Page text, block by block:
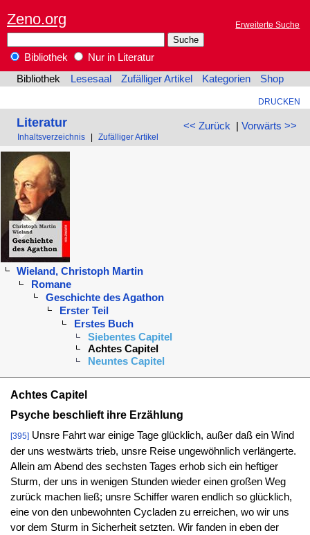
Zeno.org Erweiterte Suche
Bibliothek
Nur in Literatur
Bibliothek
Lesesaal Zufälliger Artikel Kategorien Shop
DRUCKEN
<< Zurück | Vorwärts >>
Literatur
Inhaltsverzeichnis Zufälliger Artikel
Wieland, Christoph Martin
Romane
Geschichte des Agathon
Erster Teil
Erstes Buch
Siebentes Capitel
Achtes Capitel
Neuntes Capitel
Achtes Capitel
Psyche beschlieft ihre Erzählung
[395]Unsre Fahrt war einige Tage glücklich, außer daß ein Wind
der uns westwärts trieb, unsre Reise ungewöhnlich verlängerte.
Allein am Abend des sechsten Tages erhob sich ein heftiger
Sturm, der uns in wenigen Stunden wieder einen großen Weg
zurück machen ließ; unsre Schiffer waren endlich so glücklich,
eine von den unbewohnten Cycladen zu erreichen, wo wir uns
vor dem Sturm in Sicherheit setzten. Wir fanden in eben der